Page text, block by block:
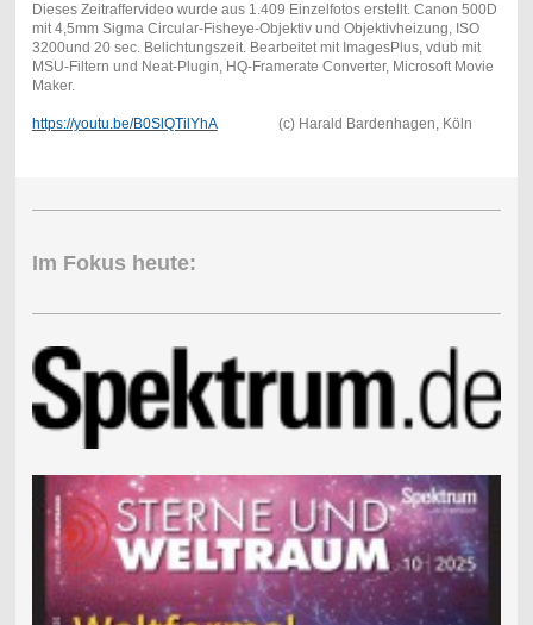
Dieses Zeitraffervideo wurde aus 1.409 Einzelfotos erstellt. Canon 500D
mit 4,5mm Sigma Circular-Fisheye-Objektiv und Objektivheizung, ISO
3200und 20 sec. Belichtungszeit. Bearbeitet mit ImagesPlus, vdub mit
MSU-Filtern und Neat-Plugin, HQ-Framerate Converter, Microsoft Movie
Maker.
https://youtu.be/B0SlQTilYhA(c) Harald Bardenhagen, Köln
Im Fokus heute: